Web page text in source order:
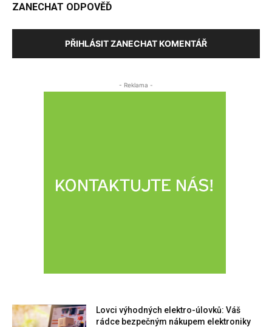
ZANECHAT ODPOVĚĎ
PŘIHLÁSIT ZANECHAT KOMENTÁŘ
- Reklama -
Lovci výhodných elektro-úlovků: Váš
rádce bezpečným nákupem elektroniky